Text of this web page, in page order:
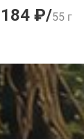
184 ₽/55 г